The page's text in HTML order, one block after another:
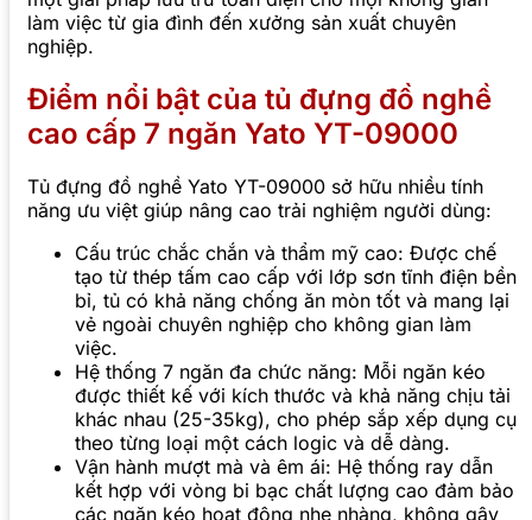
làm việc từ gia đình đến xưởng sản xuất chuyên
nghiệp.
Điểm nổi bật của tủ đựng đồ nghề
cao cấp 7 ngăn Yato YT-09000
Tủ đựng đồ nghề Yato YT-09000 sở hữu nhiều tính
năng ưu việt giúp nâng cao trải nghiệm người dùng:
Cấu trúc chắc chắn và thẩm mỹ cao: Được chế
tạo từ thép tấm cao cấp với lớp sơn tĩnh điện bền
bỉ, tủ có khả năng chống ăn mòn tốt và mang lại
vẻ ngoài chuyên nghiệp cho không gian làm
việc.
Hệ thống 7 ngăn đa chức năng: Mỗi ngăn kéo
được thiết kế với kích thước và khả năng chịu tải
khác nhau (25-35kg), cho phép sắp xếp dụng cụ
theo từng loại một cách logic và dễ dàng.
Vận hành mượt mà và êm ái: Hệ thống ray dẫn
kết hợp với vòng bi bạc chất lượng cao đảm bảo
các ngăn kéo hoạt động nhẹ nhàng, không gây